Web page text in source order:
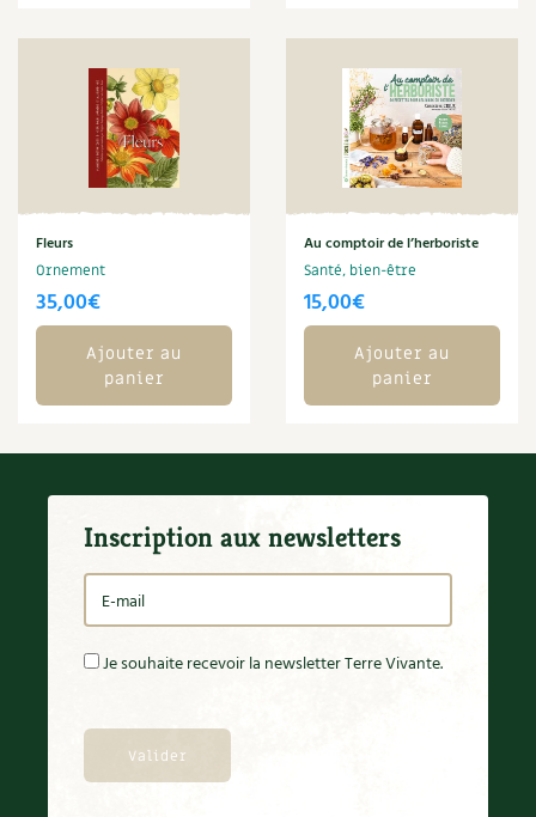
Secrets d’abonné
Tous au jardin ! avec Pascal
La vie secrète du jardin
BD : La folle histoire des plantes
Fleurs
Ornement
35,00€
Ajouter au
panier
Au comptoir de l’herboriste
Santé, bien-être
15,00€
Ajouter au
panier
Inscription aux newsletters
Je souhaite recevoir la newsletter Terre Vivante.